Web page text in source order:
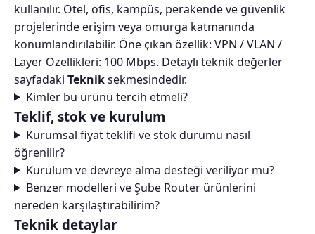
kullanılır. Otel, ofis, kampüs, perakende ve güvenlik
projelerinde erişim veya omurga katmanında
konumlandırılabilir. Öne çıkan özellik: VPN / VLAN /
Layer Özellikleri: 100 Mbps. Detaylı teknik değerler
sayfadaki Tekniksekmesindedir.
Kimler bu ürünü tercih etmeli?
Teklif, stok ve kurulum
Kurumsal fiyat teklifi ve stok durumu nasıl
öğrenilir?
Kurulum ve devreye alma desteği veriliyor mu?
Benzer modelleri ve Şube Router ürünlerini
nereden karşılaştırabilirim?
Teknik detaylar